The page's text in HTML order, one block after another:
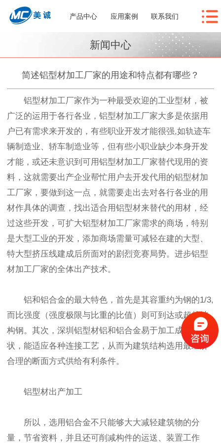
产品中心 应用案例 联系我们
新闻中心
简述铝型材加工厂家的用途和特点都有哪些？
铝型材加工厂家作为一种最受欢迎的工业型材，被
广泛的运用于各行各业，铝型材加工厂家大多是依据用
户已有需求来开发的，有些职业开发才能很强,如轨迹车
辆制造业、轿车制造业等，但有些小职业缺少本身开发
才能，或还未意识到可用铝型材加工厂家替代现用的资
料，这就需要出产企业帮忙用户去开发代用的铝型材加
工厂家，要做到这一点，就需要走出去对各行各业的用
材作具体的调查，找出适合用铝型材来替代的用材，经
过这些开发，可扩大铝型材加工厂家需求的商场，特别
是大型工业的开发，添加商场需量可减轻在建的大型、
特大型挤压线建成后所面对的剧烈竞赛局势。进步铝型
材加工厂家的全体出产技术。
铝和铝合金的最大特色，首先是其容重约为钢的1/3,
而比强度（强度极限与比重的比值）则可到达或超越结
构钢。其次，深圳铝型材铝和铝合金易于加工成各种形
状，能适应各种连接工艺，从而为建筑结构选用最经济
合理的断面方式供给有利条件。
铝型材出产加工
所以，选用铝合金不只能够大大减轻建筑物的分
量，节省资料，并且还可削减构件的运送、装置工作